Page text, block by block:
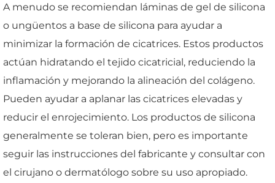
A menudo se recomiendan láminas de gel de silicona
o ungüentos a base de silicona para ayudar a
minimizar la formación de cicatrices. Estos productos
actúan hidratando el tejido cicatricial, reduciendo la
inflamación y mejorando la alineación del colágeno.
Pueden ayudar a aplanar las cicatrices elevadas y
reducir el enrojecimiento. Los productos de silicona
generalmente se toleran bien, pero es importante
seguir las instrucciones del fabricante y consultar con
el cirujano o dermatólogo sobre su uso apropiado.